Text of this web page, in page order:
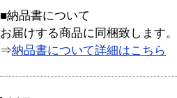
■納品書について
お届けする商品に同梱致します。
⇒納品書について詳細はこちら